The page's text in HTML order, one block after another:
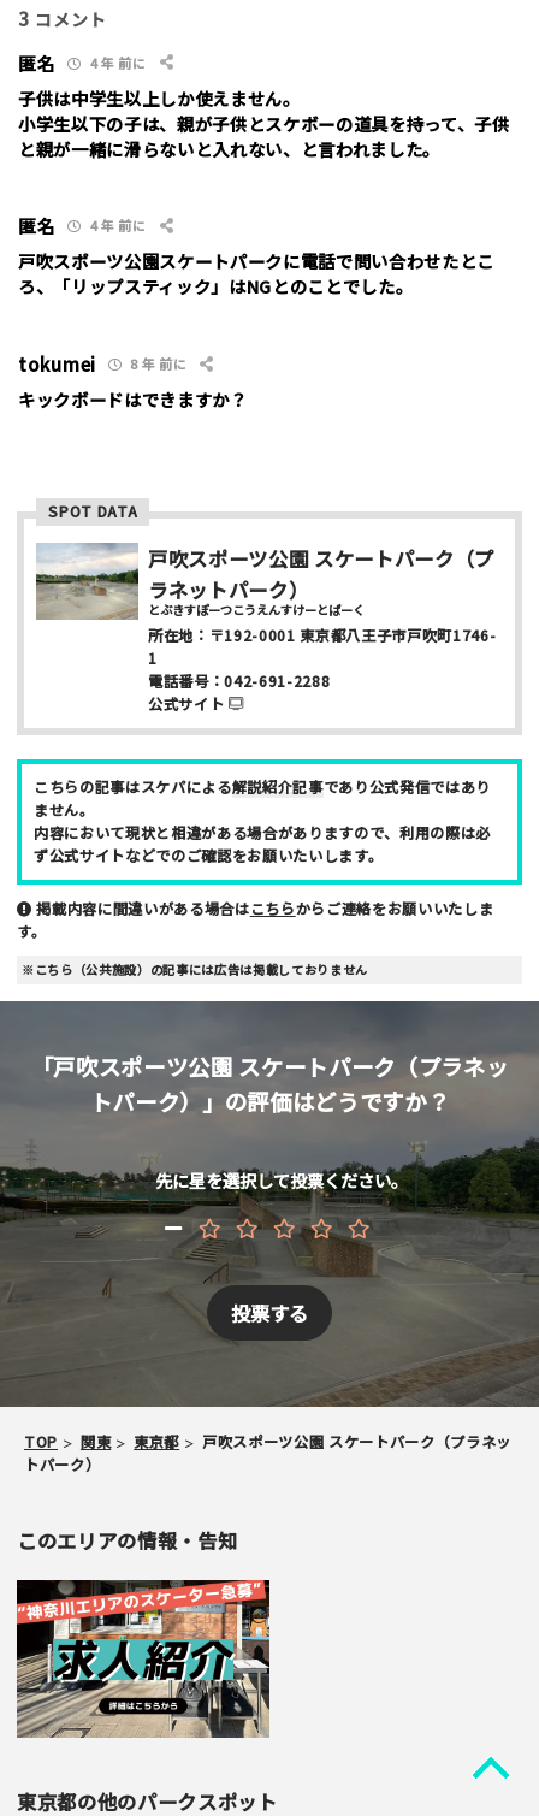
性別
年齢
10代
20代 30代 40代
当サイトへメッセージなどございましたら
スパム防止のため「スケパ」と入力ください
ご注意事項
・ご投稿後、約１～２日以内の掲載となります。
3 コメント
匿名 4 年 前に
子供は中学生以上しか使えません。
小学生以下の子は、親が子供とスケボーの道具を持って、子供
と親が一緒に滑らないと入れない、と言われました。
匿名 4 年 前に
戸吹スポーツ公園スケートパークに電話で問い合わせたとこ
ろ、「リップスティック」はNGとのことでした。
tokumei 8 年 前に
キックボードはできますか？
SPOT DATA
戸吹スポーツ公園 スケートパーク（プ
ラネットパーク）
とぶきすぽーつこうえんすけーとぱーく
所在地： 〒192-0001 東京都八王子市戸吹町1746-
1
電話番号：042-691-2288
公式サイト
こちらの記事はスケパによる解説紹介記事であり公式発信ではあり
ません。
内容において現状と相違がある場合がありますので、利用の際は必
ず公式サイトなどでのご確認をお願いたいします。
掲載内容に間違いがある場合はこちらからご連絡をお願いいたしま
す。
※こちら（公共施設）の記事には広告は掲載しておりません
「戸吹スポーツ公園 スケートパーク（プラネッ
トパーク）」の評価はどうですか？
先に星を選択して投票ください。
TOP 関東 東京都
戸吹スポーツ公園 スケートパーク（プラネッ
トパーク）
このエリアの情報・告知
東京都の他のパークスポット